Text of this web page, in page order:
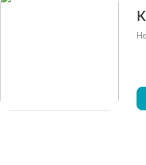
После просмотра Вы